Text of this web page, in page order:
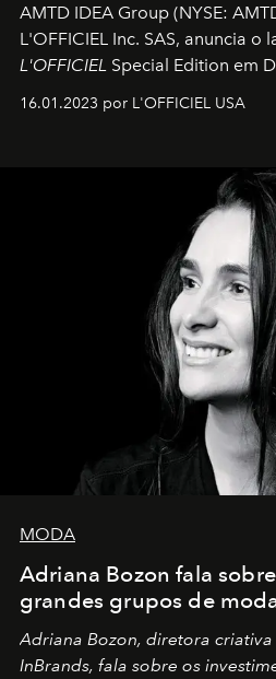
AMTD IDEA Group (NYSE:
L'OFFICIEL Inc. SAS, anuncia o
L'OFFICIEL Special Edition em
16.01.2023 por L'OFFICIEL USA
MODA
Adriana Bozon fala
grandes grupos de
Adriana Bozon, diretora
InBrands, fala sobre os